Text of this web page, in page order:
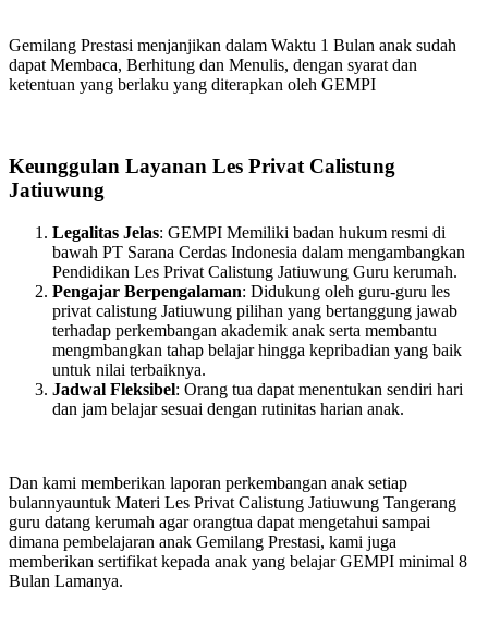
Gemilang Prestasi menjanjikan dalam Waktu 1 Bulan anak sudah
dapat Membaca, Berhitung dan Menulis, dengan syarat dan
ketentuan yang berlaku yang diterapkan oleh GEMPI
Keunggulan Layanan Les Privat Calistung
Jatiuwung
Legalitas Jelas: GEMPI Memiliki badan hukum resmi di
bawah PT Sarana Cerdas Indonesia dalam mengambangkan
Pendidikan Les Privat Calistung Jatiuwung Guru kerumah.
Pengajar Berpengalaman: Didukung oleh guru-guru les
privat calistung Jatiuwung pilihan yang bertanggung jawab
terhadap perkembangan akademik anak serta membantu
mengmbangkan tahap belajar hingga kepribadian yang baik
untuk nilai terbaiknya.
Jadwal Fleksibel: Orang tua dapat menentukan sendiri hari
dan jam belajar sesuai dengan rutinitas harian anak.
Dan kami memberikan laporan perkembangan anak setiap
bulannyauntuk Materi Les Privat Calistung Jatiuwung Tangerang
guru datang kerumah agar orangtua dapat mengetahui sampai
dimana pembelajaran anak Gemilang Prestasi, kami juga
memberikan sertifikat kepada anak yang belajar GEMPI minimal 8
Bulan Lamanya.